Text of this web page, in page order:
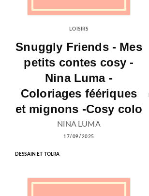
LOISIRS
Snuggly Friends - Mes
petits contes cosy -
Nina Luma -
Coloriages féériques
et mignons -Cosy colo
NINA LUMA
17/09/2025
DESSAIN ET TOLRA